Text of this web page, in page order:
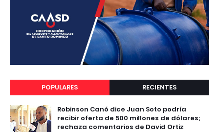
POPULARES RECIENTES
Robinson Canó dice Juan Soto podría
recibir oferta de 500 millones de dólares;
rechaza comentarios de David Ortiz